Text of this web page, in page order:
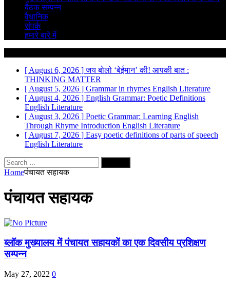
बैठक सम्पन्न
वैधानिक
संपर्क
हमारे बारे में
[ August 6, 2026 ]जय बोलो ‘बेईमान’ की! आपकी बात :
THINKING MATTER
[ August 5, 2026 ] Grammar in rhymes English Literature
[ August 4, 2026 ] English Grammar: Poetic Definitions
English Literature
[ August 3, 2026 ] Poetic Grammar: Learning English
Through Rhyme Introduction English Literature
[ August 7, 2026 ] Easy poetic definitions of parts of speech
English Literature
Search
for:
Homeपंचायत सहायक
पंचायत सहायक
ब्लॉक मुख्यालय में पंचायत सहायकों का एक दिवसीय प्रशिक्षण
सम्पन्न
May 27, 2022 0